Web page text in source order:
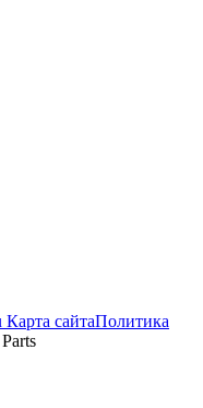
Карта сайтаПолитика